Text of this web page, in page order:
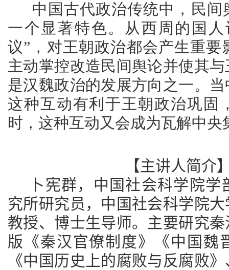
中国古代政治传统中，民间
一个显著特色。从西周的国
议”，对王朝政治都会产生重要
主动掌控改造民间舆论并使其
是汉魏政治的发展方向之一。
这种互动有利于王朝政治巩固
时，这种互动又会成为瓦解中央
【主讲人简介
卜宪群，中国社会科学院
究所研究员，中国社会科学院
教授、博士生导师。主要研究
版《秦汉官僚制度》《中国魏
《中国历史上的腐败与反腐败